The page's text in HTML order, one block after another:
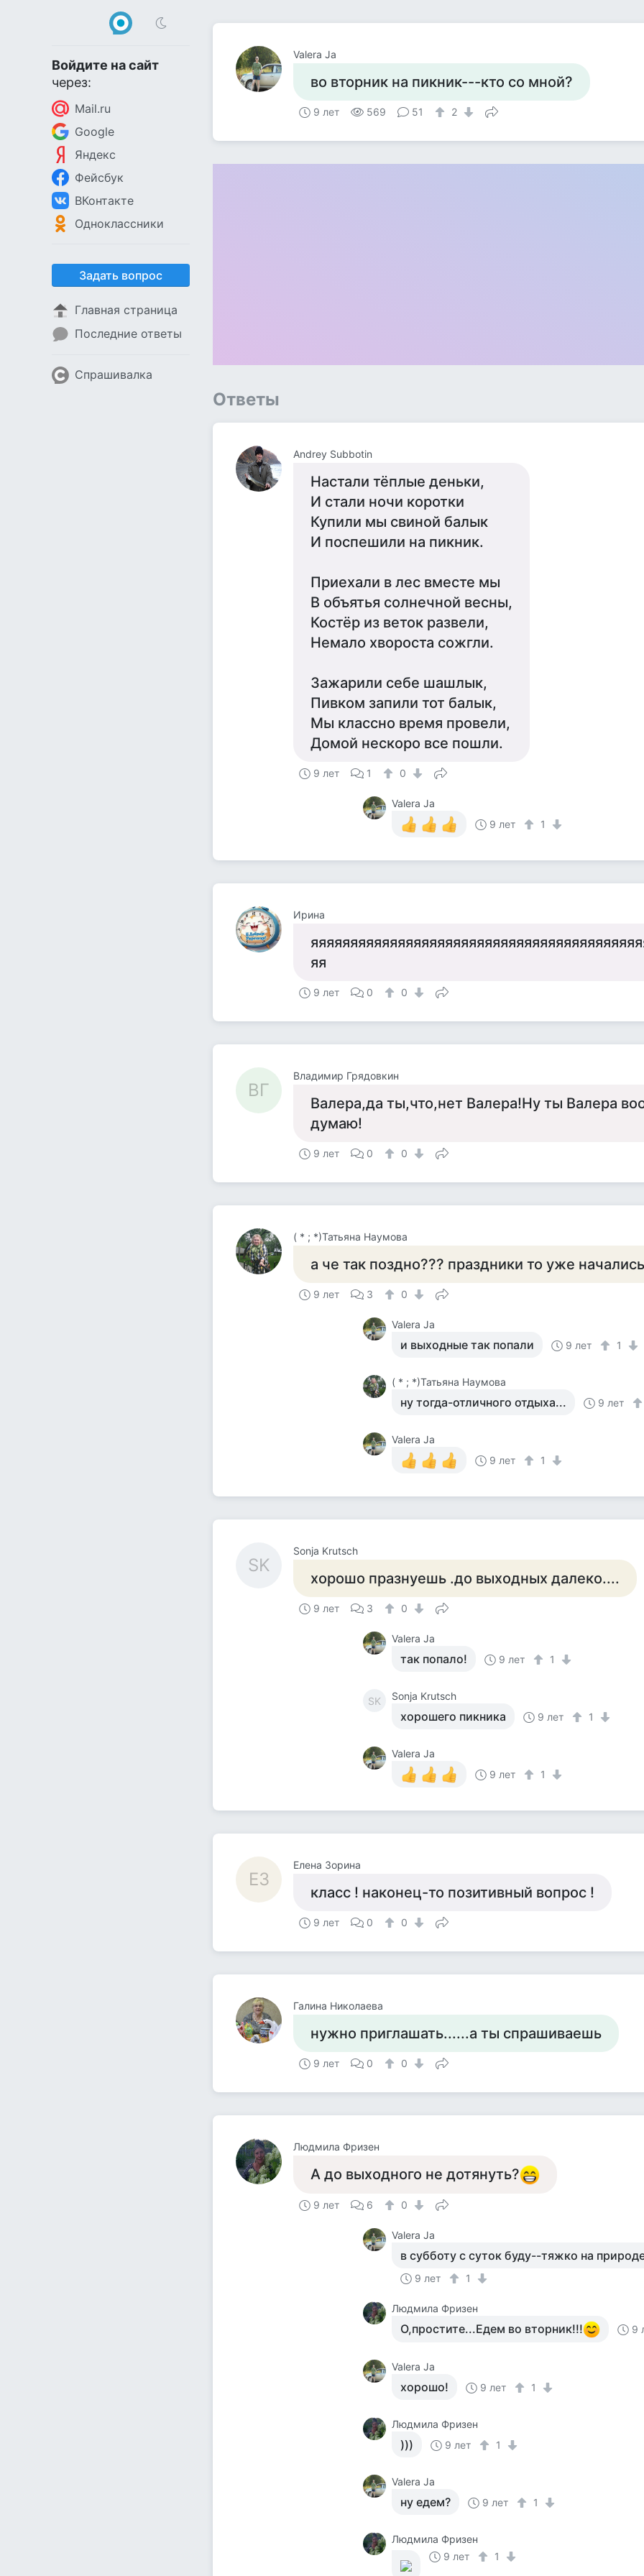
Войдите на сайт
через:
Mail.ru
Google
Яндекс
Фейсбук
ВКонтакте
Одноклассники
Задать вопрос
Главная страница
Последние ответы
Спрашивалка
Valera Ja
во вторник на пикник---кто со мной?
9 лет 569 51 2
Ответы
Andrey Subbotin
Настали тёплые деньки,
И стали ночи коротки
Купили мы свиной балык
И поспешили на пикник.
Приехали в лес вместе мы
В объятья солнечной весны,
Костёр из веток развели,
Немало хвороста сожгли.
Зажарили себе шашлык,
Пивком запили тот балык,
Мы классно время провели,
Домой нескоро все пошли.
9 лет 1 0
Valera Ja
9 лет
1
Ирина
яя
9 лет 0 0
ВГ
Владимир Грядовкин
Валера,да ты,что,нет Валера!Ну ты Валера
думаю!
9 лет 0 0
( * ; *)Татьяна Наумова
а че так поздно??? праздники то уже
9 лет 3 0
Valera Ja
и выходные так попали 9 лет 1
( * ; *)Татьяна Наумова
ну тогда-отличного отдыха... 9 лет
Valera Ja
9 лет
1
SK
Sonja Krutsch
хорошо празнуешь .до выходных далеко....
9 лет 3 0
Valera Ja
так попало! 9 лет 1
SK Sonja Krutsch
хорошего пикника 9 лет 1
Valera Ja
9 лет
1
ЕЗ
Елена Зорина
класс ! наконец-то позитивный вопрос !
9 лет 0 0
Галина Николаева
нужно приглашать......а ты спрашиваешь
9 лет 0 0
Людмила Фризен
А до выходного не дотянуть?
9 лет 6 0
Valera Ja
в субботу с суток буду--тяжко на
9 лет 1
Людмила Фризен
О,простите...Едем во вторник!!! 9
Valera Ja
хорошо! 9 лет 1
Людмила Фризен
))) 9 лет 1
Valera Ja
ну едем? 9 лет 1
Людмила Фризен
9 лет
1